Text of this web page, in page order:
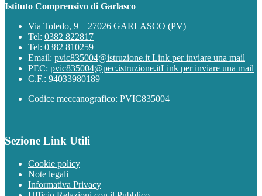
Istituto Comprensivo di Garlasco
Via Toledo, 9 – 27026 GARLASCO (PV)
Tel: 0382 822817
Tel: 0382 810259
Email: pvic835004@istruzione.it Link per inviare una mail
PEC: pvic835004@pec.istruzione.itLink per inviare una mail
C.F.: 94033980189
Codice meccanografico: PVIC835004
Sezione Link Utili
Cookie policy
Note legali
Informativa Privacy